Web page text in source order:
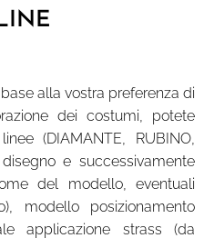
alla vostra preferenza di
dei costumi, potete
(DIAMANTE, RUBINO,
e successivamente
del modello, eventuali
modello posizionamento
applicazione strass (da